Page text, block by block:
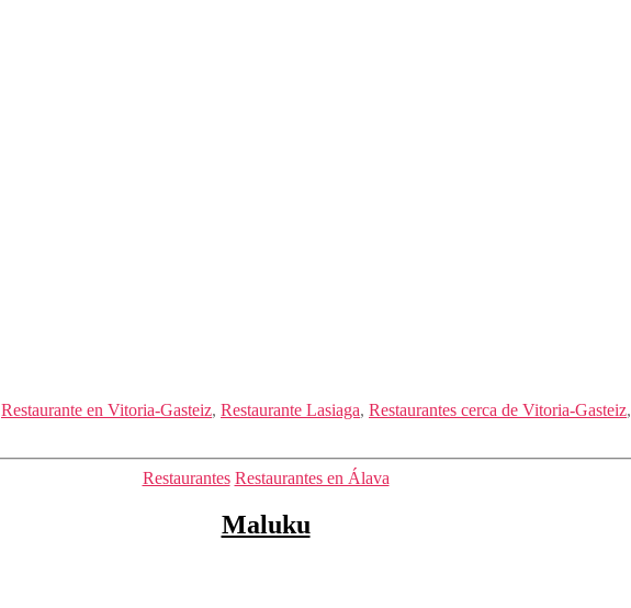
Restaurante en Vitoria-Gasteiz, Restaurante Lasiaga, Restaurantes cerca de Vitoria-Gasteiz,
Categorías
Restaurantes Restaurantes en Álava
Maluku